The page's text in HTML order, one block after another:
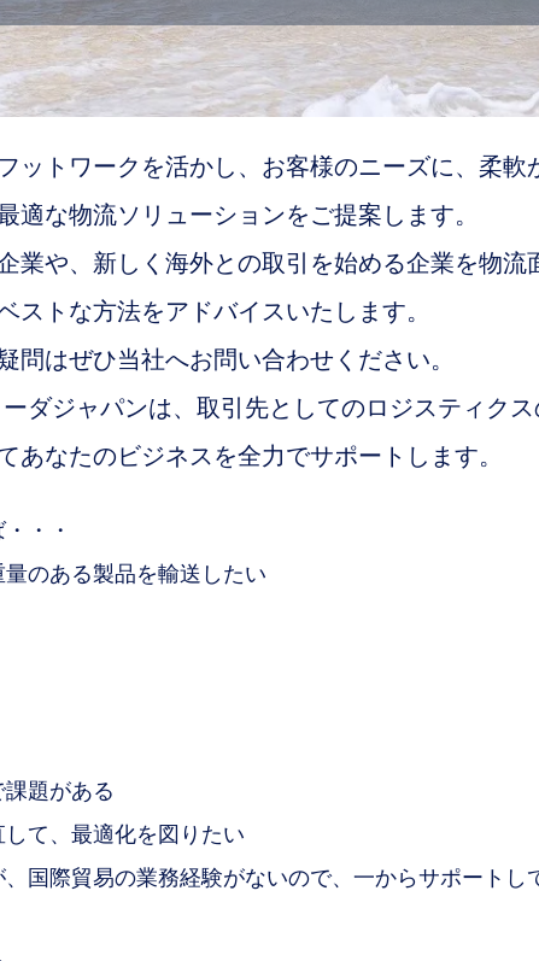
ットワークを活かし、お客様のニーズに、柔軟
適な物流ソリューションをご提案します。
業や、新しく海外との取引を始める企業を物流
ストな方法をアドバイスいたします。
問はぜひ当社へお問い合わせください。
ダジャパンは、取引先としてのロジスティク
あなたのビジネスを全力でサポートします。
・・
のある製品を輸送したい
題がある
て、最適化を図りたい
国際貿易の業務経験がないので、一からサポートし